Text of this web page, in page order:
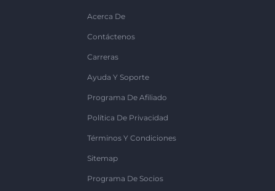
Acerca De
Contáctenos
Carreras
Ayuda Y Soporte
Programa De Afiliado
Política De Privacidad
Términos Y Condiciones
Sitemap
Programa De Socios